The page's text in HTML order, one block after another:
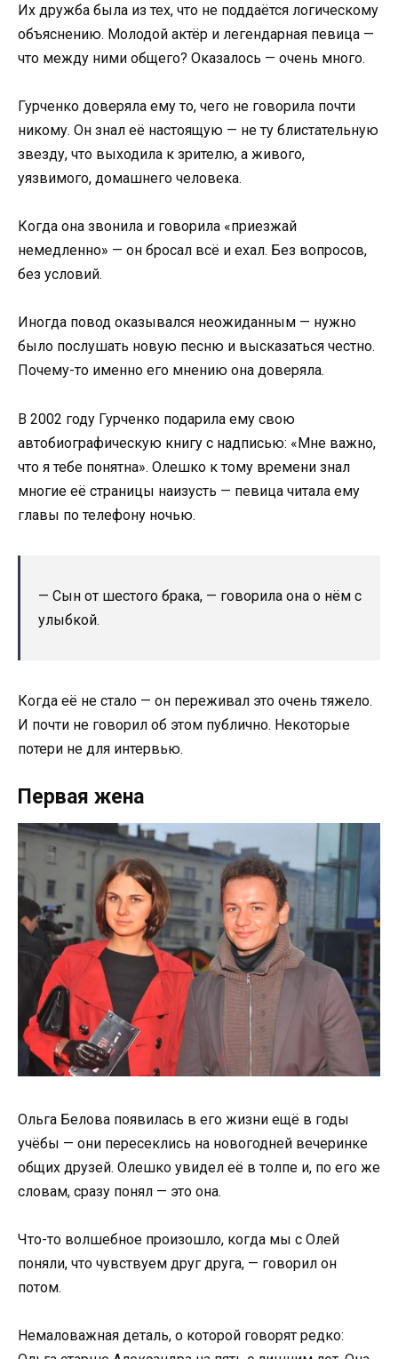
Их дружба была из тех, что не поддаётся логическому
объяснению. Молодой актёр и легендарная певица —
что между ними общего? Оказалось — очень много.
Гурченко доверяла ему то, чего не говорила почти
никому. Он знал её настоящую — не ту блистательную
звезду, что выходила к зрителю, а живого,
уязвимого, домашнего человека.
Когда она звонила и говорила «приезжай
немедленно» — он бросал всё и ехал. Без вопросов,
без условий.
Иногда повод оказывался неожиданным — нужно
было послушать новую песню и высказаться честно.
Почему-то именно его мнению она доверяла.
В 2002 году Гурченко подарила ему свою
автобиографическую книгу с надписью: «Мне важно,
что я тебе понятна». Олешко к тому времени знал
многие её страницы наизусть — певица читала ему
главы по телефону ночью.
— Сын от шестого брака, — говорила она о нём с
улыбкой.
Когда её не стало — он переживал это очень тяжело.
И почти не говорил об этом публично. Некоторые
потери не для интервью.
Первая жена
Ольга Белова появилась в его жизни ещё в годы
учёбы — они пересеклись на новогодней вечеринке
общих друзей. Олешко увидел её в толпе и, по его же
словам, сразу понял — это она.
Что-то волшебное произошло, когда мы с Олей
поняли, что чувствуем друг друга, — говорил он
потом.
Немаловажная деталь, о которой говорят редко: